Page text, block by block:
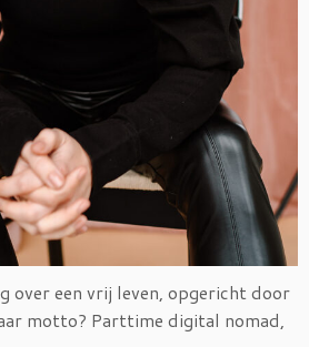
over een vrij leven, opgericht door
motto? Parttime digital nomad,